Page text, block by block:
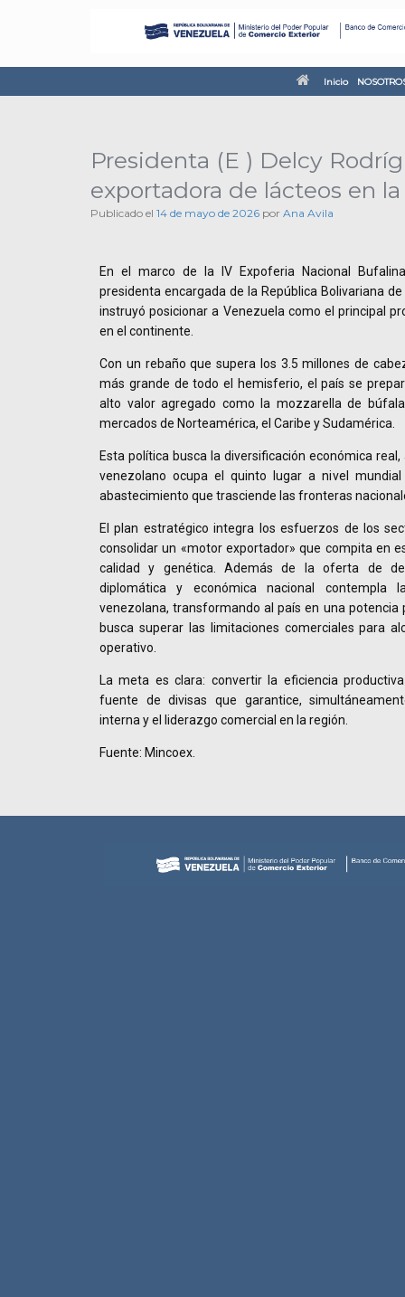
Inicio
Presidenta (E ) Delcy
exportadora de lácteos en
Publicado el 14 de mayo de 2026 por Ana Avila
En el marco de la IV Expoferia Nacional
presidenta encargada de la República Bolivariana
instruyó posicionar a Venezuela como el principal
en el continente.
Con un rebaño que supera los 3.5 millones de
más grande de todo el hemisferio, el país se
alto valor agregado como la mozzarella de
mercados de Norteamérica, el Caribe y Sudamérica.
Esta política busca la diversificación económica
venezolano ocupa el quinto lugar a nivel
abastecimiento que trasciende las fronteras
El plan estratégico integra los esfuerzos de los
consolidar un «motor exportador» que compita en
calidad y genética. Además de la oferta de
diplomática y económica nacional contempla
venezolana, transformando al país en una potencia
busca superar las limitaciones comerciales para
operativo.
La meta es clara: convertir la eficiencia
fuente de divisas que garantice,
interna y el liderazgo comercial en la región.
Fuente: Mincoex.